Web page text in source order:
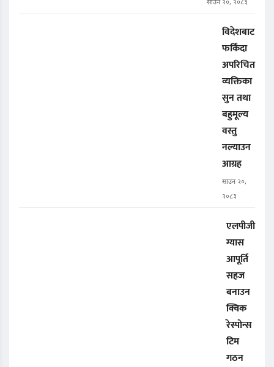
साउन २०, २०८३
विदेशबाट
फर्किंदा
अपरिचित
व्यक्तिका
सुन तथा
बहुमूल्य
वस्तु
नल्याउन
आग्रह
साउन २०,
२०८३
एलपीजी
ग्यास
आपूर्ति
सहज
बनाउन
क्विक
रेस्पोन्स
टिम
गठन